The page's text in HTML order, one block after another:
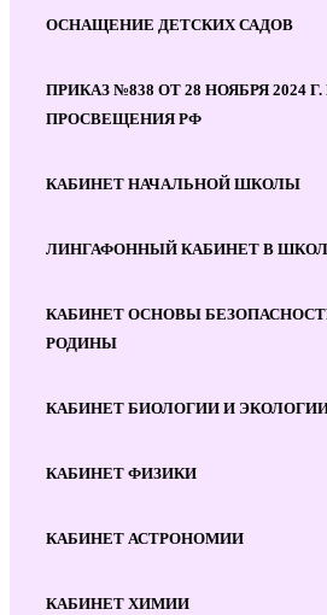
ОСНАЩЕНИЕ ДЕТСКИХ САДОВ
ПРИКАЗ №838 ОТ 28 НОЯБРЯ 2024
ПРОСВЕЩЕНИЯ РФ
КАБИНЕТ НАЧАЛЬНОЙ ШКОЛЫ
ЛИНГАФОННЫЙ КАБИНЕТ В
КАБИНЕТ ОСНОВЫ
РОДИНЫ
КАБИНЕТ БИОЛОГИИ И
КАБИНЕТ ФИЗИКИ
КАБИНЕТ АСТРОНОМИИ
КАБИНЕТ ХИМИИ